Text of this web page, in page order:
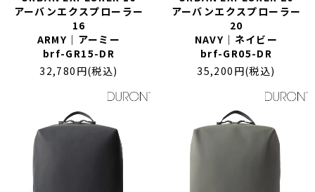
アーバンエクスプローラー
16
ARMY｜アーミー
brf-GR15-DR
32,780円(税込)
アーバンエクスプローラー
20
NAVY｜ネイビー
brf-GR05-DR
35,200円(税込)